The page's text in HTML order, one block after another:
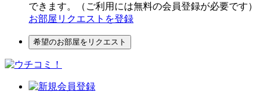
できます。（ご利用には無料の会員登録が必要です）
お部屋リクエストを登録
希望のお部屋をリクエスト